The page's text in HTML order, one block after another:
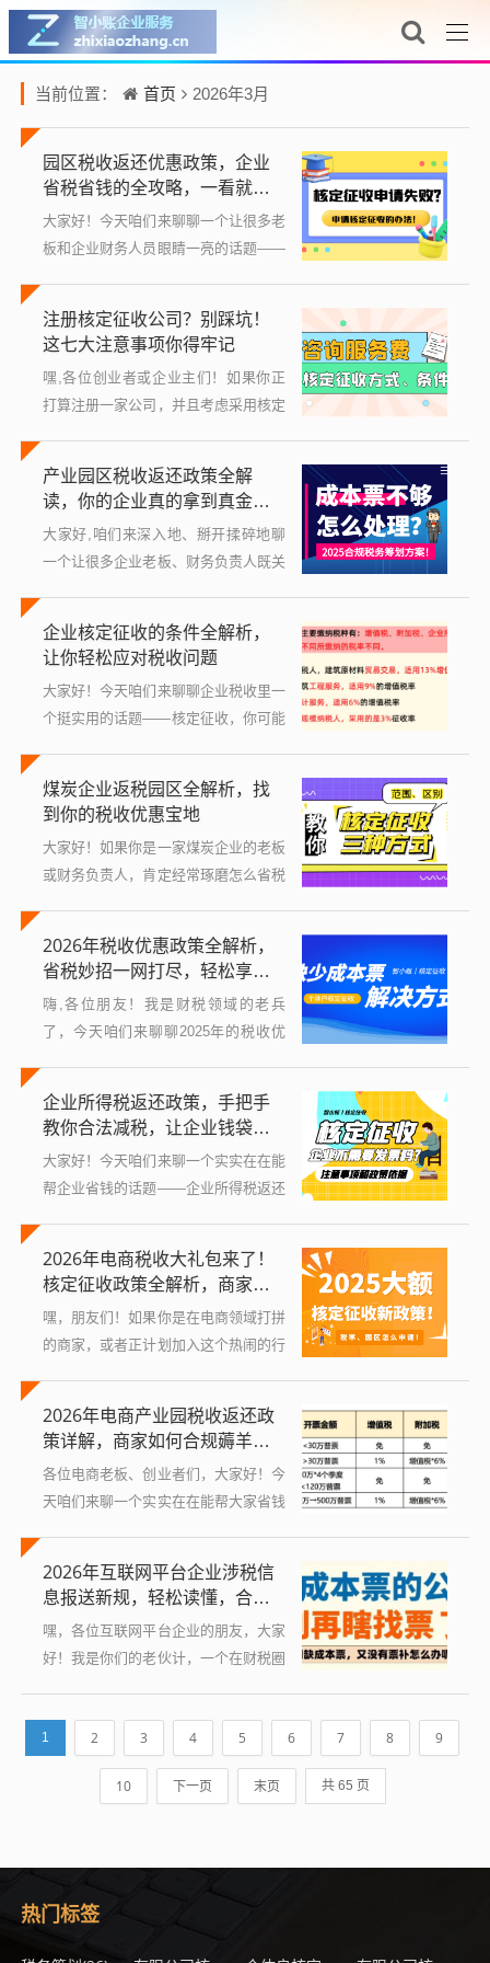
当前位置： 首页 2026年3月
园区税收返还优惠政策，企业
省税省钱的全攻略，一看就
懂！
大家好！今天咱们来聊聊一个让很多老
板和企业财务人员眼睛一亮的话题——
享受到税收上的“红包”，省下一大笔
钱，但具...
注册核定征收公司？别踩坑！
这七大注意事项你得牢记
嘿,各位创业者或企业主们！如果你正
打算注册一家公司，并且考虑采用核定
它就是税务局根据你的行业、规模等情
况，直...
产业园区税收返还政策全解
读，你的企业真的拿到真金白
银的优惠了吗？
大家好,咱们来深入地、掰开揉碎地聊
一个让很多企业老板、财务负责人既关
告、朋友推荐或者政府宣传里都听过这
个词：...
企业核定征收的条件全解析，
让你轻松应对税收问题
大家好！今天咱们来聊聊企业税收里一
个挺实用的话题——核定征收，你可能
点迷糊，别担心，作为在财税领域摸爬
滚打多...
煤炭企业返税园区全解析，找
到你的税收优惠宝地
大家好！如果你是一家煤炭企业的老板
或财务负责人，肯定经常琢磨怎么省税
就是地方政府把企业交的一部分税收返
还给...
2026年税收优惠政策全解析，
省税妙招一网打尽，轻松享受
红利！
嗨,各位朋友！我是财税领域的老兵
了，今天咱们来聊聊2025年的税收优
好政策，它就能变成你的“省钱利器”！
20...
企业所得税返还政策，手把手
教你合法减税，让企业钱袋鼓
起来
大家好！今天咱们来聊一个实实在在能
帮企业省钱的话题——企业所得税返还
知道吗？政府为了鼓励企业发展，其实
出台...
2026年电商税收大礼包来了！
核定征收政策全解析，商家必
看
嘿，朋友们！如果你是在电商领域打拼
的商家，或者正计划加入这个热闹的行
关系到你的钱包和生意前景，尤其是2
025...
2026年电商产业园税收返还政
策详解，商家如何合规薅羊
毛？
各位电商老板、创业者们，大家好！今
天咱们来聊一个实实在在能帮大家省钱
策都在调整和延续，这里面既有新的机
会，也...
2026年互联网平台企业涉税信
息报送新规，轻松读懂，合规
不踩坑
嘿，各位互联网平台企业的朋友，大家
好！我是你们的老伙计，一个在财税圈
年互联网平台企业的涉税信息报送规
1 2 3 4 5 6 7 8 9
10 下一页 末页 共 65 页
热门标签